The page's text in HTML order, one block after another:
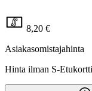
8,20 €
Asiakasomistajahinta
Hinta ilman S-